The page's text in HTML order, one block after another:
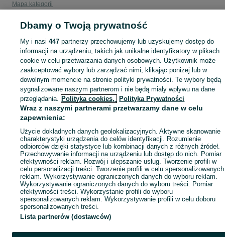
Mapa kategorii
Mapa ministron
Popularne wyszukiwania
Dbamy o Twoją prywatność
My i nasi447 partnerzy przechowujemy lub uzyskujemy dostęp do
informacji na urządzeniu, takich jak unikalne identyfikatory w plikach
cookie w celu przetwarzania danych osobowych. Użytkownik może
zaakceptować wybory lub zarządzać nimi, klikając poniżej lub w
dowolnym momencie na stronie polityki prywatności. Te wybory będą
sygnalizowane naszym partnerom i nie będą miały wpływu na dane
przeglądania. Polityka cookies, Polityka Prywatności
Wraz z naszymi partnerami przetwarzamy dane w celu
zapewnienia:
Użycie dokładnych danych geolokalizacyjnych. Aktywne skanowanie
charakterystyki urządzenia do celów identyfikacji. Rozumienie
odbiorców dzięki statystyce lub kombinacji danych z różnych źródeł.
Przechowywanie informacji na urządzeniu lub dostęp do nich. Pomiar
efektywności reklam. Rozwój i ulepszanie usług. Tworzenie profili w
celu personalizacji treści. Tworzenie profili w celu spersonalizowanych
reklam. Wykorzystywanie ograniczonych danych do wyboru reklam.
Wykorzystywanie ograniczonych danych do wyboru treści. Pomiar
efektywności treści. Wykorzystanie profili do wyboru
spersonalizowanych reklam. Wykorzystywanie profili w celu doboru
spersonalizowanych treści.
Lista partnerów (dostawców)